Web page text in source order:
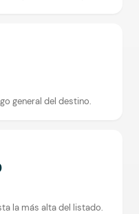
general del destino.
la más alta del listado.